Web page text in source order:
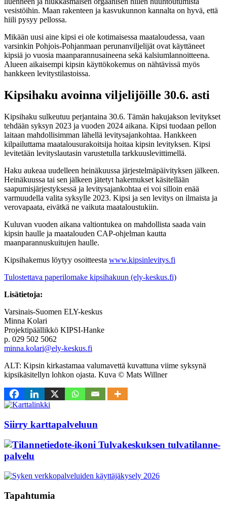
vesistöihin. Maan rakenteen ja kasvukunnon kannalta on hyvä, että
hiili pysyy pellossa.
Mikään uusi aine kipsi ei ole kotimaisessa maataloudessa, vaan
varsinkin Pohjois-Pohjanmaan perunanviljelijät ovat käyttäneet
kipsiä jo vuosia maanparannusaineena sekä kalsiumlannoitteena.
Alueen aikaisempi kipsin käyttökokemus on nähtävissä myös
hankkeen levitystilastoissa.
Kipsihaku avoinna viljelijöille 30.6. asti
Kipsihaku sulkeutuu perjantaina 30.6. Tämän hakujakson levitykset
tehdään syksyn 2023 ja vuoden 2024 aikana. Kipsi tuodaan pellon
laitaan mahdollisimman lähellä levitysajankohtaa. Hankkeen
kilpailuttama maatalousurakoitsija hoitaa kipsin levityksen. Kipsi
levitetään levityslautasin varustetulla tarkkuuslevittimellä.
Haku aukeaa uudelleen heinäkuussa järjestelmäpäivityksen jälkeen.
Heinäkuussa tai sen jälkeen jätetyt hakemukset käsitellään
saapumisjärjestyksessä ja levitysajankohtaa ei voi silloin enää
varmuudella valita syksylle 2023. Kipsi ja sen levitys on ilmaista ja
verovapaata, eivätkä ne vaikuta maataloustukiin.
Kuluvan vuoden aikana valtiontukea on mahdollista saada vain
kipsin haulle ja maatalouden CAP-ohjelman kautta
maanparannuskuitujen haulle.
Kipsihakemus löytyy osoitteesta www.kipsinlevitys.fi
Tulostettava paperilomake kipsihakuun (ely-keskus.fi)
Lisätietoja:
Varsinais-Suomen ELY-keskus
Minna Kolari
Projektipäällikkö KIPSI-Hanke
p. 029 502 5062
minna.kolari@ely-keskus.fi
ALT: Kipsin kirkastamaa valumavettä kuvattuna viime syksynä
kipsikäsitellyn lohkon ojasta. Kuva © Mats Willner
Siirry karttapalveluun
Tulvakeskuksen tulvatilanne­
palvelu
Tapahtumia